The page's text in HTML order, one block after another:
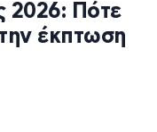
2026: Πότε
έκπτωση